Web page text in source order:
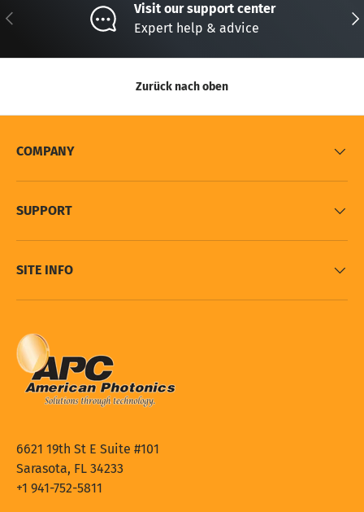
Vorherige
Visit our support center
Expert help & advice
Zurück nach oben
COMPANY
SUPPORT
SITE INFO
6621 19th St E Suite #101
Sarasota, FL 34233
+1 941-752-5811